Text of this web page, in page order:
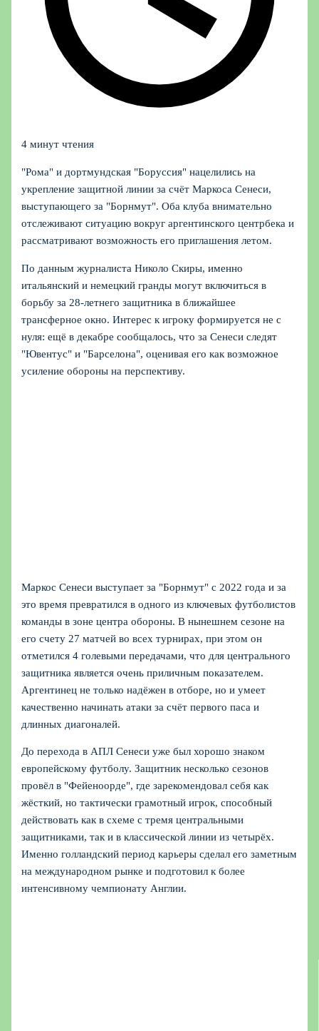
4 минут чтения
"Рома" и дортмундская "Боруссия" нацелились на
укрепление защитной линии за счёт Маркоса Сенеси,
выступающего за "Борнмут". Оба клуба внимательно
отслеживают ситуацию вокруг аргентинского центрбека и
рассматривают возможность его приглашения летом.
По данным журналиста Николо Скиры, именно
итальянский и немецкий гранды могут включиться в
борьбу за 28‑летнего защитника в ближайшее
трансферное окно. Интерес к игроку формируется не с
нуля: ещё в декабре сообщалось, что за Сенеси следят
"Ювентус" и "Барселона", оценивая его как возможное
усиление обороны на перспективу.
Маркос Сенеси выступает за "Борнмут" с 2022 года и за
это время превратился в одного из ключевых футболистов
команды в зоне центра обороны. В нынешнем сезоне на
его счету 27 матчей во всех турнирах, при этом он
отметился 4 голевыми передачами, что для центрального
защитника является очень приличным показателем.
Аргентинец не только надёжен в отборе, но и умеет
качественно начинать атаки за счёт первого паса и
длинных диагоналей.
До перехода в АПЛ Сенеси уже был хорошо знаком
европейскому футболу. Защитник несколько сезонов
провёл в "Фейеноорде", где зарекомендовал себя как
жёсткий, но тактически грамотный игрок, способный
действовать как в схеме с тремя центральными
защитниками, так и в классической линии из четырёх.
Именно голландский период карьеры сделал его заметным
на международном рынке и подготовил к более
интенсивному чемпионату Англии.